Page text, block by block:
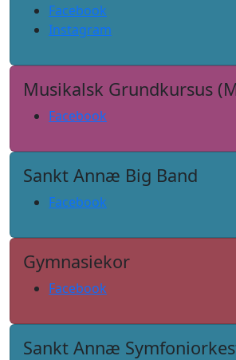
Facebook
Instagram
Musikalsk Grundkursus
Facebook
Sankt Annæ Big Band
Facebook
Gymnasiekor
Facebook
Sankt Annæ